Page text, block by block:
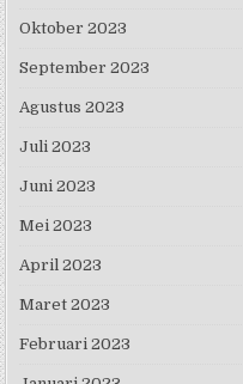
Oktober 2023
September 2023
Agustus 2023
Juli 2023
Juni 2023
Mei 2023
April 2023
Maret 2023
Februari 2023